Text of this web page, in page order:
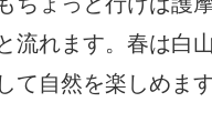
流れます。春は白
て自然を楽しめます